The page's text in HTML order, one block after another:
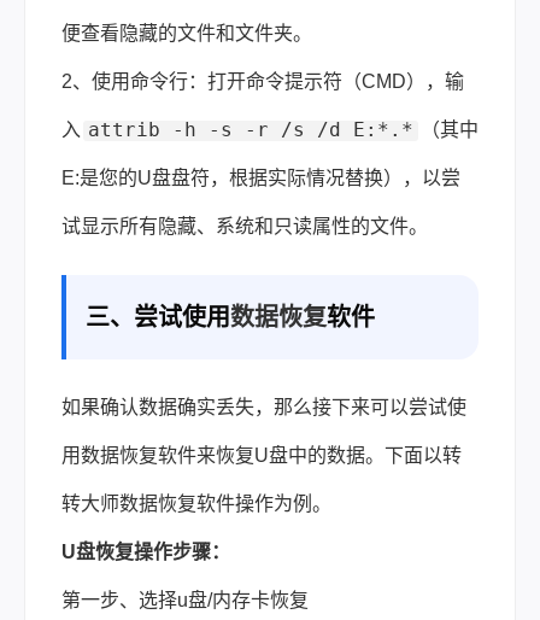
便查看隐藏的文件和文件夹。
2、使用命令行：打开命令提示符（CMD），输
入 attrib -h -s -r /s /d E:*.* （其中
E:是您的U盘盘符，根据实际情况替换），以尝
试显示所有隐藏、系统和只读属性的文件。
三、尝试使用数据恢复软件
如果确认数据确实丢失，那么接下来可以尝试使
用数据恢复软件来恢复U盘中的数据。下面以转
转大师数据恢复软件操作为例。
U盘恢复操作步骤：
第一步、选择u盘/内存卡恢复